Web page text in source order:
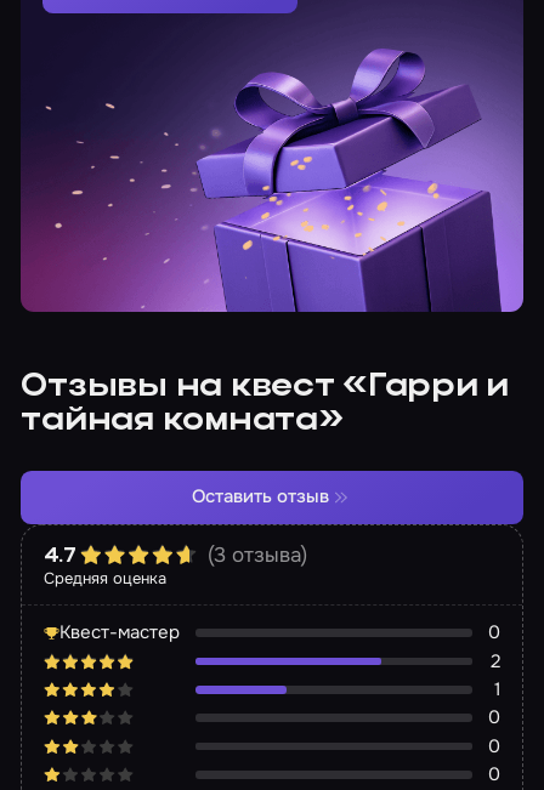
Отзывы на квест «Гарри и
тайная комната»
Средняя оценка
4.7 (3 отзыва)
Квест-мастер
0
2
1
0
0
0
Оставить отзыв